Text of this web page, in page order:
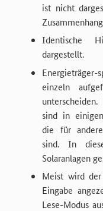
ist nicht
Identische
dargestellt.
einzeln
sind in
die für
sind. In
Solaranlagen
Meist wird
Eingabe
Lese-Modus